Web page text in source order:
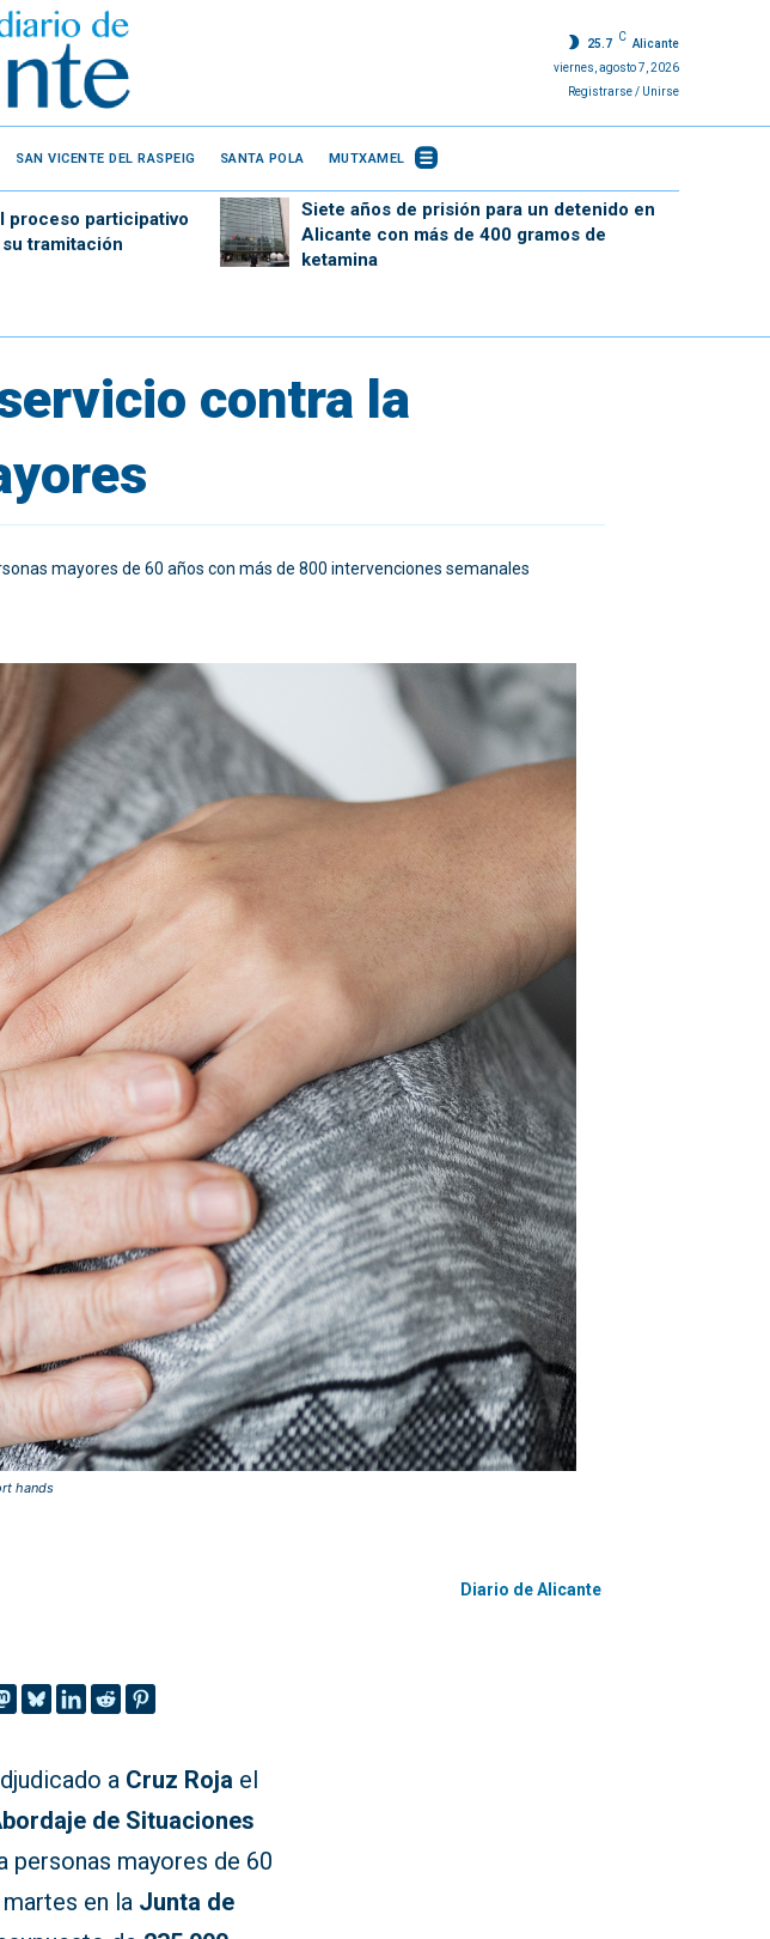
25.7
C
Alicante
viernes, agosto 7, 2026
Registrarse / Unirse
SAN VICENTE DEL RASPEIG SANTA POLA MUTXAMEL
proceso participativo
tramitación
Siete años de prisión para un detenido en
Alicante con más de 400 gramos de
ketamina
contra la
mayores de 60 años con más de 800 intervenciones semanales
hands
Diario de Alicante
a Cruz Roja el
de Situaciones
personas mayores de 60
en la Junta de